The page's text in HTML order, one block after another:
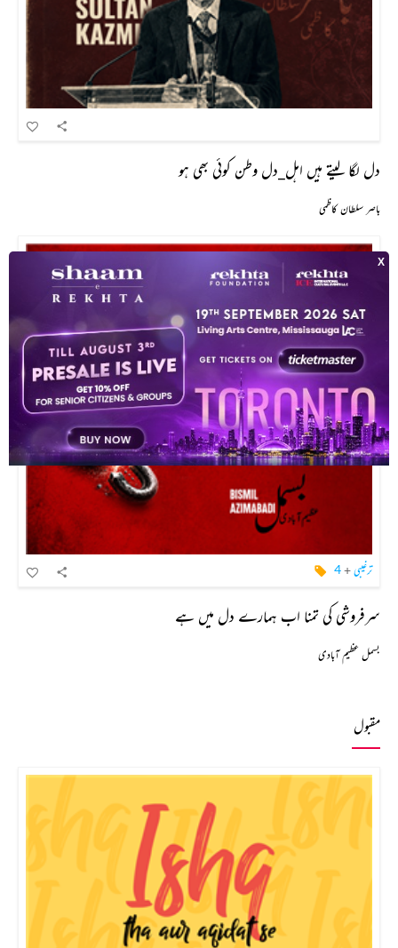
دل لگا لیتے ہیں اہل_دل وطن کوئی بھی ہو
باصر سلطان کاظمی
ترغیبی+
4
سرفروشی کی تمنا اب ہمارے دل میں ہے
بسمل عظیم آبادی
مقبول